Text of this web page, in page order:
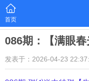
首页
086期：【满眼
发表于：2026-04-23